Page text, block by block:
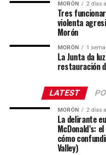
MORÓN 2 días
Tres
violenta
Morón
MORÓN 1
La Junta da
restauración
LATEST
MORÓN 2 días
La delirante
McDonald’s:
cómo
Valley)